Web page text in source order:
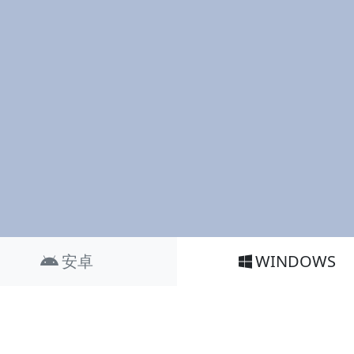
安卓 WINDOWS